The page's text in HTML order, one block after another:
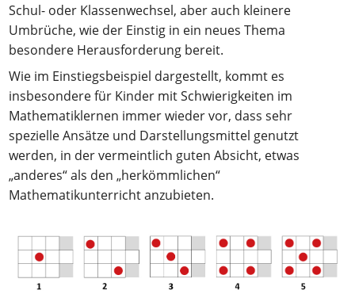
Schul- oder Klassenwechsel, aber auch kleinere
Umbrüche, wie der Einstig in ein neues Thema
besondere Herausforderung bereit.
Wie im Einstiegsbeispiel dargestellt, kommt es
insbesondere für Kinder mit Schwierigkeiten im
Mathematiklernen immer wieder vor, dass sehr
spezielle Ansätze und Darstellungsmittel genutzt
werden, in der vermeintlich guten Absicht, etwas
„anderes“ als den „herkömmlichen“
Mathematikunterricht anzubieten.